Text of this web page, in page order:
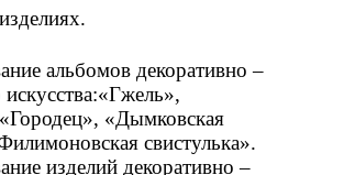
альбомов декоративно –
«Дымковская
свистулька».
изделий декоративно –